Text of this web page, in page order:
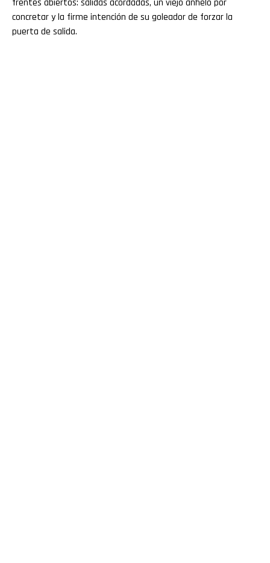
frentes abiertos: salidas acordadas, un viejo anhelo por
concretar y la firme intención de su goleador de forzar la
puerta de salida.